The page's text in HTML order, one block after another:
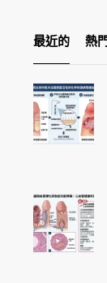
最近的 熱